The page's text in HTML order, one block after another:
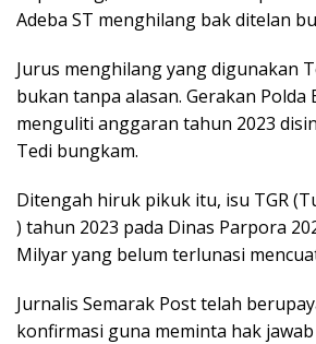
Adeba ST menghilang bak ditelan
Jurus menghilang yang digunakan
bukan tanpa alasan. Gerakan Polda
menguliti anggaran tahun 2023
Tedi bungkam.
Ditengah hiruk pikuk itu, isu TGR
) tahun 2023 pada Dinas Parpora
Milyar yang belum terlunasi
Jurnalis Semarak Posttelah
konfirmasi guna meminta hak jawab